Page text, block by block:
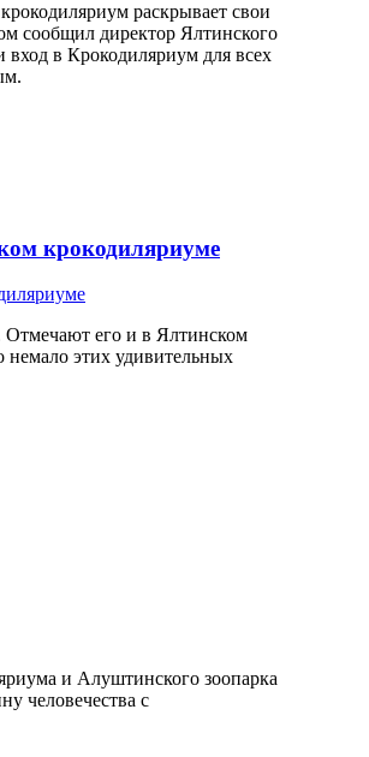
раскрывает свои
сообщил директор Ялтинского
в Крокодиляриум для всех
крокодиляриуме
Отмечают его и в Ялтинском
немало этих удивительных
и Алуштинского зоопарка
человечества с